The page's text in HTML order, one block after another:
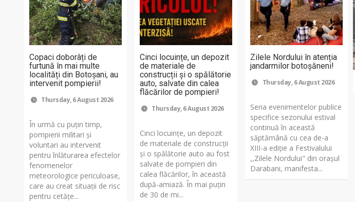
Copaci doborâți de
furtună în mai multe
localități din Botoșani, au
intervenit pompierii!
Thursday, 6 August 2026
În urmă cu puțin timp,
pompierii militari și
voluntari au intervenit
pentru înlăturarea efectelor
fenomenelor
meteorologice periculoase,
care au creat situații de risc
pentru cetățe...
Cinci locuințe, un depozit
de materiale de
construcții și o spălătorie
auto, salvate din calea
flăcărilor de pompieri!
Thursday, 6 August 2026
Cinci locuințe, un depozit
de materiale de construcții
și o spălătorie auto au fost
salvate de pompieri din
calea flăcărilor, în această
după-amiază. În mai puțin
de 30 de mi...
Zilele Nordului în atenția
jandarmilor botoșăneni!
Thursday, 6 August 2026
Seria evenimentelor publice
specifice sezonului estival
continuă în această
săptămână cu cea de-a
XIII-a ediție a Festivalului
,,Zilele Nordului" din orașul
Darabani, manifesta...